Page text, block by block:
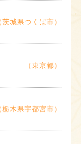
茨城県つくば市）
（東京都）
栃木県宇都宮市）